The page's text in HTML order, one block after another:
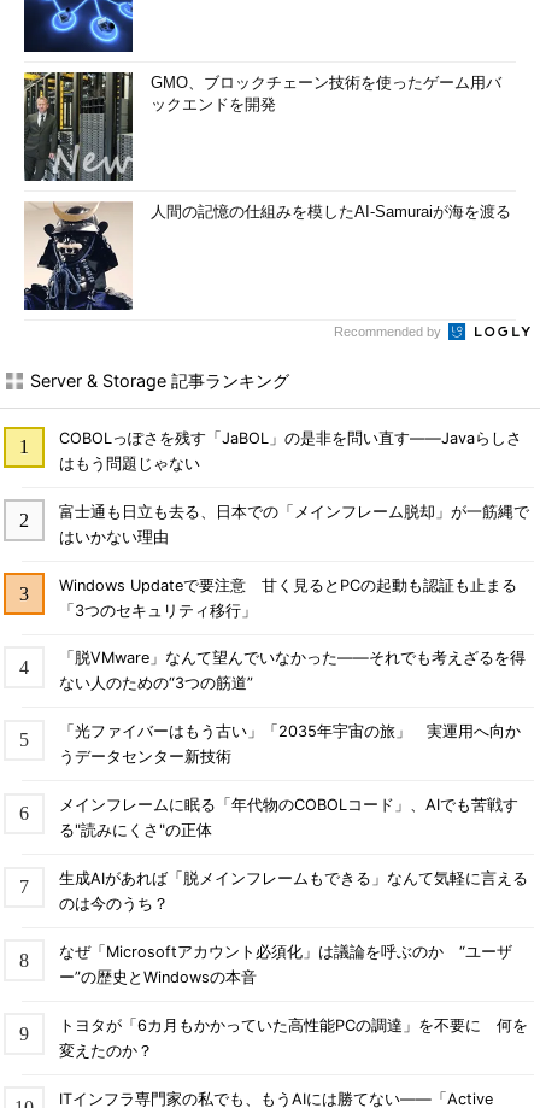
GMO、ブロックチェーン技術を使ったゲーム用バ
ックエンドを開発
人間の記憶の仕組みを模したAI-Samuraiが海を渡る
Recommended by
Server & Storage 記事ランキング
COBOLっぽさを残す「JaBOL」の是非を問い直す――Javaらしさ
はもう問題じゃない
富士通も日立も去る、日本での「メインフレーム脱却」が一筋縄で
はいかない理由
Windows Updateで要注意 甘く見るとPCの起動も認証も止まる
「3つのセキュリティ移行」
「脱VMware」なんて望んでいなかった――それでも考えざるを得
ない人のための“3つの筋道”
「光ファイバーはもう古い」「2035年宇宙の旅」 実運用へ向か
うデータセンター新技術
メインフレームに眠る「年代物のCOBOLコード」、AIでも苦戦す
る"読みにくさ"の正体
生成AIがあれば「脱メインフレームもできる」なんて気軽に言える
のは今のうち？
なぜ「Microsoftアカウント必須化」は議論を呼ぶのか “ユーザ
ー”の歴史とWindowsの本音
トヨタが「6カ月もかかっていた高性能PCの調達」を不要に 何を
変えたのか？
ITインフラ専門家の私でも、もうAIには勝てない――「Active